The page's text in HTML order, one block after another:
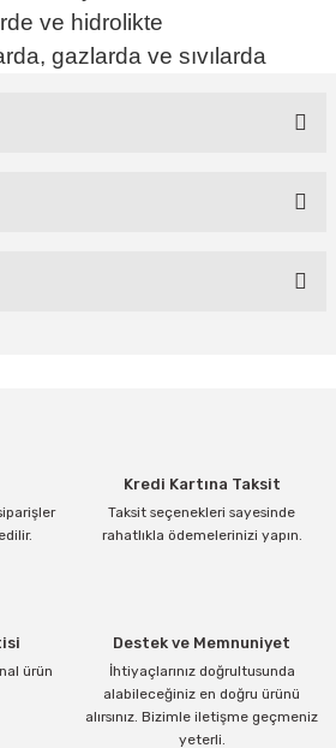
ve hidrolikte
gazlarda ve sıvılarda
ilk yorumu siz yapın!
bilgiler bulunuyor.
bulunuyor.
Kredi Kartına Taksit
Taksit seçenekleri sayesinde
rahatlıkla ödemelerinizi yapın.
ürün
Destek ve Memnuniyet
İhtiyaçlarınız doğrultusunda
alabileceğiniz en doğru ürünü
alırsınız. Bizimle iletişme geçmeniz
yeterli.